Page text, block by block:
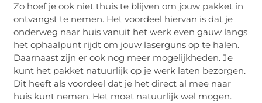
Zo hoef je ook niet thuis te blijven om jouw pakket in
ontvangst te nemen. Het voordeel hiervan is dat je
onderweg naar huis vanuit het werk even gauw langs
het ophaalpunt rijdt om jouw laserguns op te halen.
Daarnaast zijn er ook nog meer mogelijkheden. Je
kunt het pakket natuurlijk op je werk laten bezorgen.
Dit heeft als voordeel dat je het direct al mee naar
huis kunt nemen. Het moet natuurlijk wel mogen.